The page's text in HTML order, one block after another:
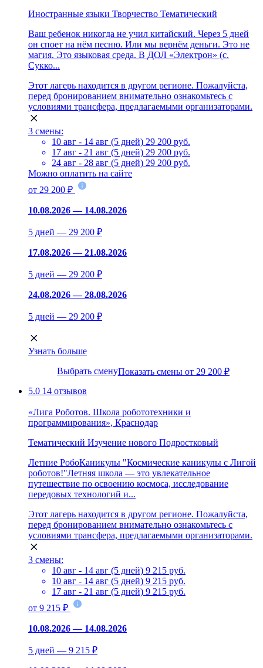
Иностранные языки Творчество Тематический
Ваш ребенок никогда не учил китайский. Через 5 дней
он споет на нём песню. Или мы вернём деньги. Это не
магия. Это языковая среда. В ДОЛ «Электрон» (с.
Сукко...
Этот лагерь находится в другом регионе. Пожалуйста,
перед бронированием внимательно ознакомьтесь с
условиями трансфера, предлагаемыми организаторами.
3 смены:
10 авг - 14 авг (5 дней) 29 200 руб.
17 авг - 21 авг (5 дней) 29 200 руб.
24 авг - 28 авг (5 дней) 29 200 руб.
Можно оплатить на сайте
от 29 200 ₽
10.08.2026 — 14.08.2026
5 дней — 29 200 ₽
17.08.2026 — 21.08.2026
5 дней — 29 200 ₽
24.08.2026 — 28.08.2026
5 дней — 29 200 ₽
Узнать больше
Выбрать сменуПоказать смены от 29 200 ₽
5.0 14 отзывов
«Лига Роботов. Школа робототехники и
программирования», Краснодар
Тематический Изучение нового Подростковый
Летние РобоКаникулы "Космические каникулы с Лигой
роботов!"Летняя школа — это увлекательное
путешествие по освоению космоса, исследование
передовых технологий и...
Этот лагерь находится в другом регионе. Пожалуйста,
перед бронированием внимательно ознакомьтесь с
условиями трансфера, предлагаемыми организаторами.
3 смены:
10 авг - 14 авг (5 дней) 9 215 руб.
10 авг - 14 авг (5 дней) 9 215 руб.
17 авг - 21 авг (5 дней) 9 215 руб.
от 9 215 ₽
10.08.2026 — 14.08.2026
5 дней — 9 215 ₽